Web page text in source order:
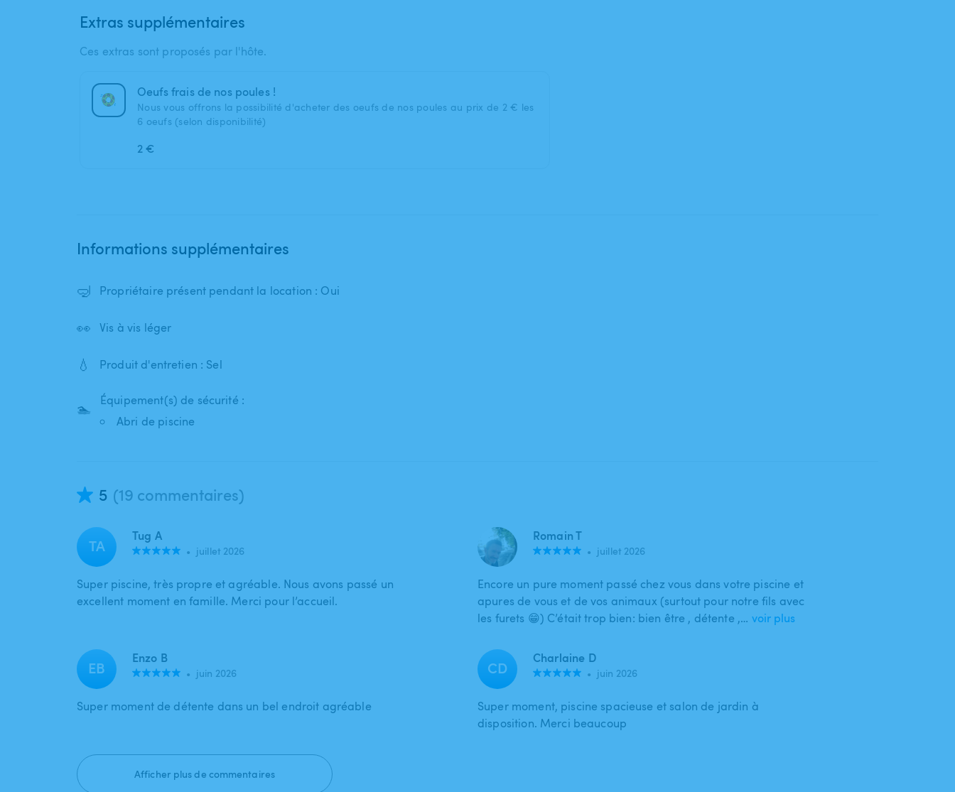
Extras supplémentaires
Ces extras sont proposés par l'hôte.
Oeufs frais de nos poules !
Nous vous offrons la possibilité d'acheter des oeufs de nos poules au prix de 2 € les
6 oeufs (selon disponibilité)
2 €
Informations supplémentaires
🤿 Propriétaire présent pendant la location : Oui
👀 Vis à vis léger
💧 Produit d'entretien : Sel
🏊
Équipement(s) de sécurité :
Abri de piscine
5 (19 commentaires)
TA Tug A
• juillet 2026
Super piscine, très propre et agréable. Nous avons passé un
excellent moment en famille. Merci pour l’accueil.
Romain T
• juillet 2026
Encore un pure moment passé chez vous dans votre piscine et
apures de vous et de vos animaux (surtout pour notre fils avec
les furets 😁) C’était trop bien: bien être , détente ,… voir plus
EB Enzo B
• juin 2026
Super moment de détente dans un bel endroit agréable
CD Charlaine D
• juin 2026
Super moment, piscine spacieuse et salon de jardin à
disposition. Merci beaucoup
Afficher plus de commentaires